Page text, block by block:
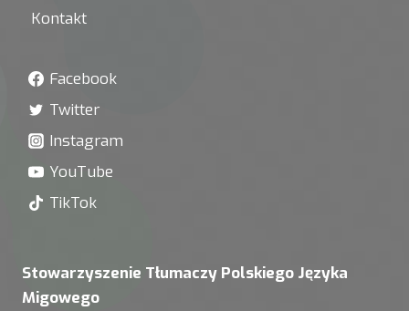
Kontakt
Facebook
Twitter
Instagram
YouTube
TikTok
Stowarzyszenie Tłumaczy Polskiego Języka
Migowego